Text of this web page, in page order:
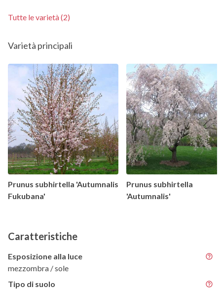
Tutte le varietà (2)
Varietà principali
Prunus subhirtella 'Autumnalis
Fukubana'
Prunus subhirtella
'Autumnalis'
Caratteristiche
Esposizione alla luce
mezzombra / sole
Tipo di suolo